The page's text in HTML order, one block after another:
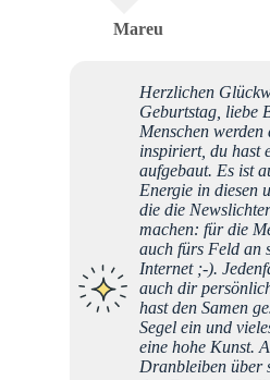
Mareu
Herzlichen
Geburtstag, liebe
Menschen werden
inspiriert, du hast
aufgebaut. Es ist
Energie in diesen
die die
machen: für die
auch fürs Feld an
Internet ;-).
auch dir
hast den Samen
Segel ein und
eine hohe Kunst.
Dranbleiben über